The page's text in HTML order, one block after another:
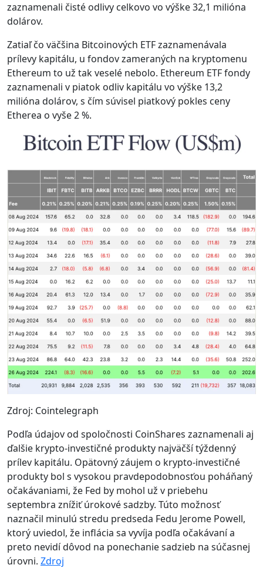
zaznamenali čisté odlivy celkovo vo výške 32,1 milióna
dolárov.
Zatiaľ čo väčšina Bitcoinových ETF zaznamenávala
prílevy kapitálu, u fondov zameraných na kryptomenu
Ethereum to už tak veselé nebolo. Ethereum ETF fondy
zaznamenali v piatok odliv kapitálu vo výške 13,2
milióna dolárov, s čím súvisel piatkový pokles ceny
Etherea o vyše 2 %.
Zdroj: Cointelegraph
Podľa údajov od spoločnosti CoinShares zaznamenali aj
ďalšie krypto-investičné produkty najväčší týždenný
prílev kapitálu. Opätovný záujem o krypto-investičné
produkty bol s vysokou pravdepodobnosťou poháňaný
očakávaniami, že Fed by mohol už v priebehu
septembra znížiť úrokové sadzby. Túto možnosť
naznačil minulú stredu predseda Fedu Jerome Powell,
ktorý uviedol, že inflácia sa vyvíja podľa očakávaní a
preto nevidí dôvod na ponechanie sadzieb na súčasnej
úrovni. Zdroj